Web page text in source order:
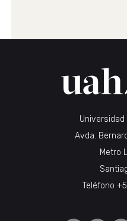
Avda.
Metro
Teléfono